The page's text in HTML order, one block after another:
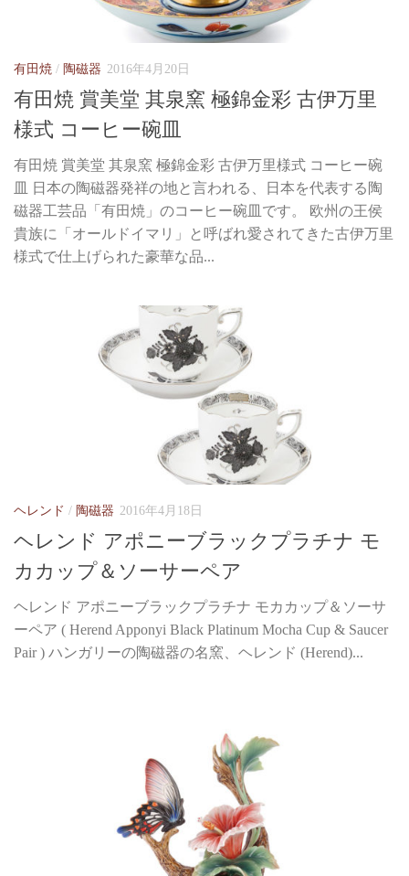
有田焼 / 陶磁器 2016年4月20日
有田焼 賞美堂 其泉窯 極錦金彩 古伊万里
様式 コーヒー碗皿
有田焼 賞美堂 其泉窯 極錦金彩 古伊万里様式 コーヒー碗
皿 日本の陶磁器発祥の地と言われる、日本を代表する陶
磁器工芸品「有田焼」のコーヒー碗皿です。 欧州の王侯
貴族に「オールドイマリ」と呼ばれ愛されてきた古伊万里
様式で仕上げられた豪華な品...
ヘレンド / 陶磁器 2016年4月18日
ヘレンド アポニーブラックプラチナ モ
カカップ＆ソーサーペア
ヘレンド アポニーブラックプラチナ モカカップ＆ソーサ
ーペア ( Herend Apponyi Black Platinum Mocha Cup & Saucer
Pair ) ハンガリーの陶磁器の名窯、ヘレンド (Herend)...